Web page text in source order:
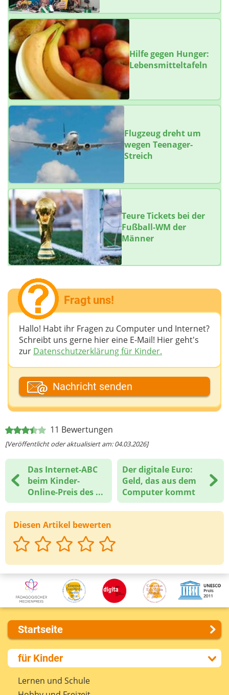
11 Bewertungen
[Veröffentlicht oder aktualisiert am: 04.03.2026]
Das Internet-ABC
beim Kinder-
Online-Preis des ...
Der digitale Euro:
Geld, das aus dem
Computer kommt
Diesen Artikel bewerten
Hilfe gegen Hunger:
Lebensmitteltafeln
Flugzeug dreht um
wegen Teenager-
Streich
Teure Tickets bei der
Fußball-WM der
Männer
Fragt uns!
Hallo! Habt ihr Fragen zu Computer und Internet?
Schreibt uns gerne hier eine E-Mail! Hier geht's
zur Datenschutzerklärung für Kinder.
Dein Fantasiename
Deine E-Mail-Adresse (wenn du eine Antwort
möchtest)
Deine Nachricht
Nachricht senden
Startseite
Über uns
Presse
Kontakt
für Kinder
Lernen und Schule